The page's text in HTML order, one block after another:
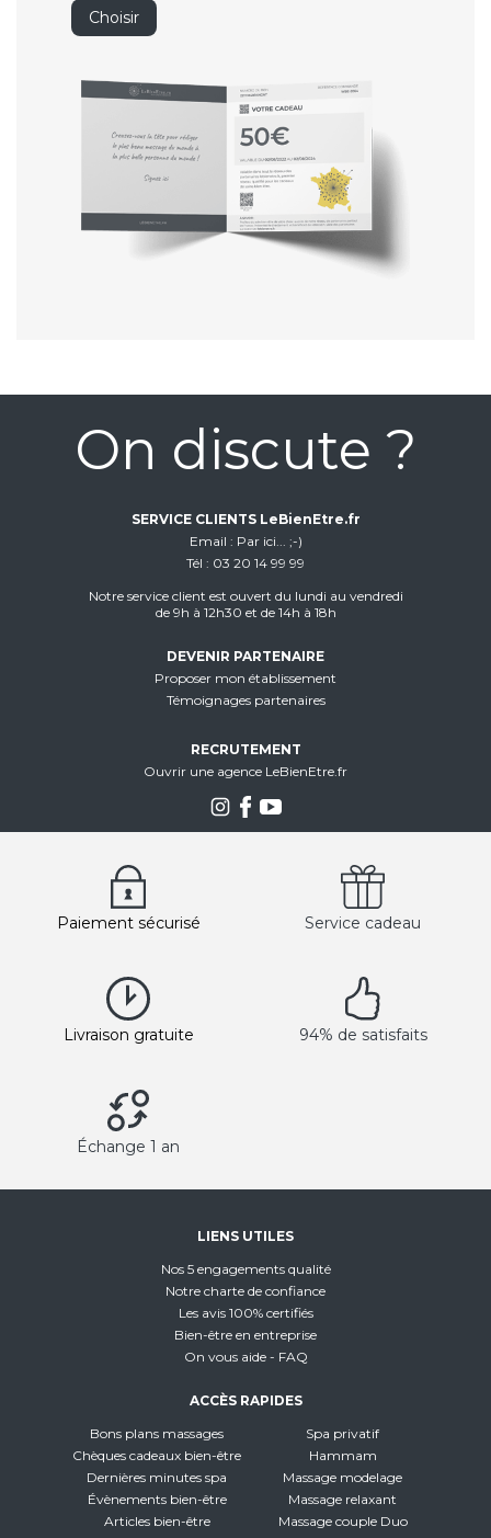
Choisir
On discute ?
SERVICE CLIENTS LeBienEtre.fr
Email
Par ici... ;-)
Tél
03 20 14 99 99
Notre service client est ouvert du lundi au vendredi
de 9h à 12h30 et de 14h à 18h
DEVENIR PARTENAIRE
Proposer mon établissement
Témoignages partenaires
RECRUTEMENT
Ouvrir une agence LeBienEtre.fr
Paiement sécurisé Service cadeau
Livraison gratuite 94% de satisfaits
Échange 1 an
LIENS UTILES
Nos 5 engagements qualité
Notre charte de confiance
Les avis 100% certifiés
Bien-être en entreprise
On vous aide - FAQ
ACCÈS RAPIDES
Bons plans massages
Chèques cadeaux bien-être
Dernières minutes spa
Évènements bien-être
Articles bien-être
Spa privatif
Hammam
Massage modelage
Massage relaxant
Massage couple Duo